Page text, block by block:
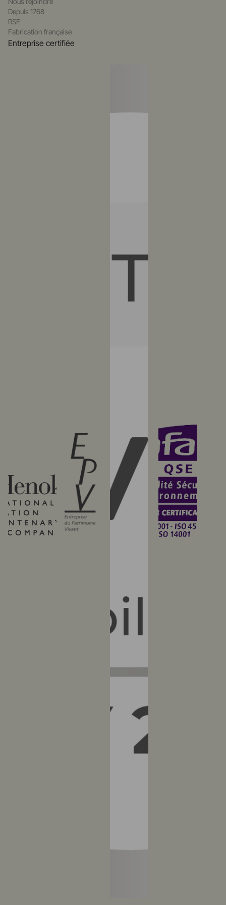
Depuis 1768
RSE
Fabrication française
Entreprise certifiée